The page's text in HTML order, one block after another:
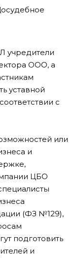
учредители
ООО, а
уставной
с
или
и
ЦБО
(ФЗ №129),
подготовить
и